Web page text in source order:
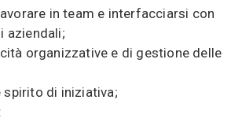
in team e interfacciarsi con
aziendali;
organizzative e di gestione delle
spirito di iniziativa;